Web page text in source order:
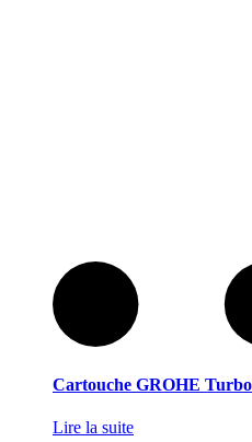
Cartouche GROHE
Lire la suite